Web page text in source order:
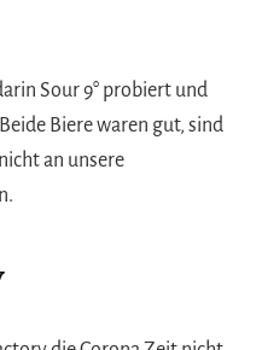
Sour 9° probiert und
Beide Biere waren gut, sind
an unsere